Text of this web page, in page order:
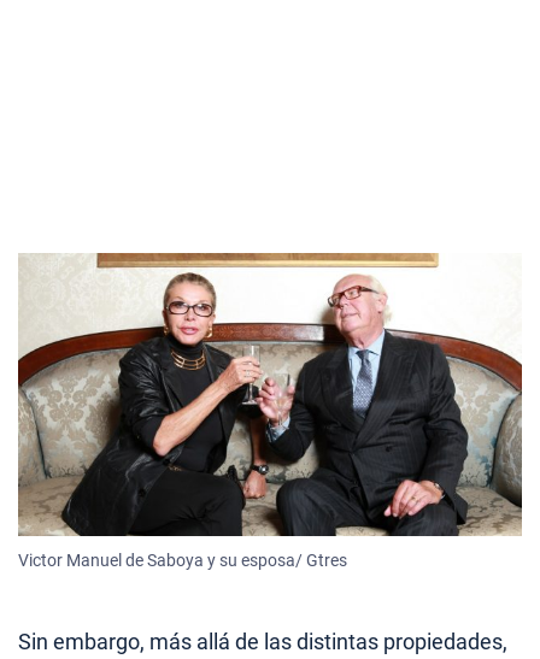
Victor Manuel de Saboya y su esposa/ Gtres
Sin embargo, más allá de las distintas propiedades,